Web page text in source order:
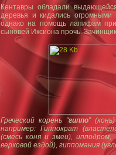
Кентавры обладали
деревья и кидались
однако на помощь лапифам
сыновей Иксиона прочь.
Греческий корень "гиппо”
например: Гиппократ
(смесь коня и змеи), ипподром,
верховой ездой), гиппомания